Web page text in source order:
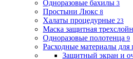
Одноразовые бахилы 3
Простыни Люкс 8
Халаты процедурные 23
Маска защитная
Одноразовые полотенца 9
Расходные материалы для
Защитный экран и